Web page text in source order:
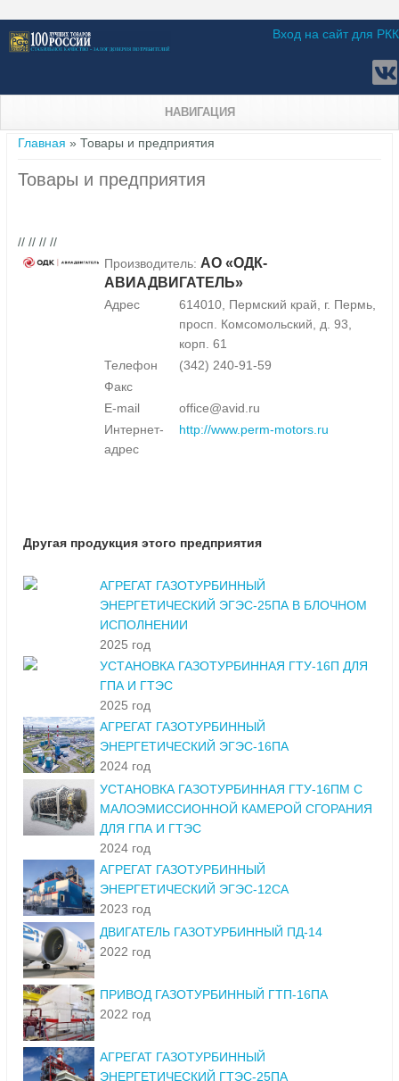
Вход на сайт для РКК
НАВИГАЦИЯ
Вы здесь
Главная » Товары и предприятия
Товары и предприятия
// // // //
Производитель: АО «ОДК-
АВИАДВИГАТЕЛЬ»
Адрес
614010, Пермский край, г. Пермь,
просп. Комсомольский, д. 93,
корп. 61
Телефон
(342) 240-91-59
Факс
E-mail
office@avid.ru
Интернет-
адрес
http://www.perm-motors.ru
Другая продукция этого предприятия
АГРЕГАТ ГАЗОТУРБИННЫЙ
ЭНЕРГЕТИЧЕСКИЙ ЭГЭС-25ПА В БЛОЧНОМ
ИСПОЛНЕНИИ
2025 год
УСТАНОВКА ГАЗОТУРБИННАЯ ГТУ-16П ДЛЯ
ГПА И ГТЭС
2025 год
АГРЕГАТ ГАЗОТУРБИННЫЙ
ЭНЕРГЕТИЧЕСКИЙ ЭГЭС-16ПА
2024 год
УСТАНОВКА ГАЗОТУРБИННАЯ ГТУ-16ПМ С
МАЛОЭМИССИОННОЙ КАМЕРОЙ СГОРАНИЯ
ДЛЯ ГПА И ГТЭС
2024 год
АГРЕГАТ ГАЗОТУРБИННЫЙ
ЭНЕРГЕТИЧЕСКИЙ ЭГЭС-12СА
2023 год
ДВИГАТЕЛЬ ГАЗОТУРБИННЫЙ ПД-14
2022 год
ПРИВОД ГАЗОТУРБИННЫЙ ГТП-16ПА
2022 год
АГРЕГАТ ГАЗОТУРБИННЫЙ
ЭНЕРГЕТИЧЕСКИЙ ГТЭС-25ПА